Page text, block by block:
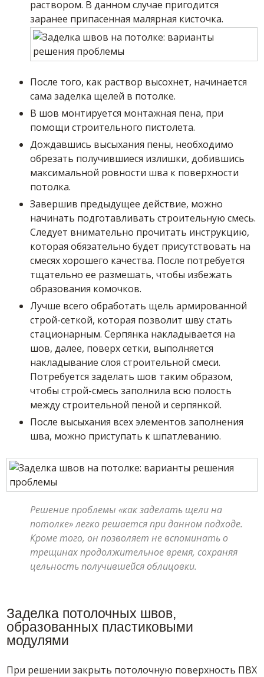
раствором. В данном случае пригодится
заранее припасенная малярная кисточка.
После того, как раствор высохнет, начинается
сама заделка щелей в потолке.
В шов монтируется монтажная пена, при
помощи строительного пистолета.
Дождавшись высыхания пены, необходимо
обрезать получившиеся излишки, добившись
максимальной ровности шва к поверхности
потолка.
Завершив предыдущее действие, можно
начинать подготавливать строительную смесь.
Следует внимательно прочитать инструкцию,
которая обязательно будет присутствовать на
смесях хорошего качества. После потребуется
тщательно ее размешать, чтобы избежать
образования комочков.
Лучше всего обработать щель армированной
строй-сеткой, которая позволит шву стать
стационарным. Серпянка накладывается на
шов, далее, поверх сетки, выполняется
накладывание слоя строительной смеси.
Потребуется заделать шов таким образом,
чтобы строй-смесь заполнила всю полость
между строительной пеной и серпянкой.
После высыхания всех элементов заполнения
шва, можно приступать к шпатлеванию.
Решение проблемы «как заделать щели на
потолке» легко решается при данном подходе.
Кроме того, он позволяет не вспоминать о
трещинах продолжительное время, сохраняя
цельность получившейся облицовки.
Заделка потолочных швов,
образованных пластиковыми
модулями
При решении закрыть потолочную поверхность ПВХ